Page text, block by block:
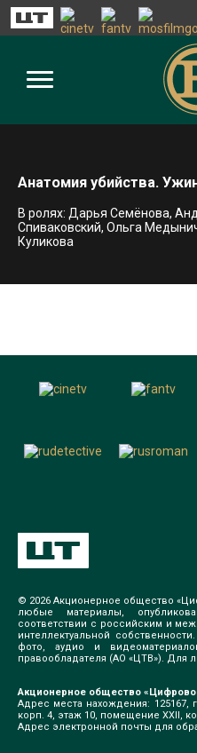
Анатомия убийства.
В ролях: Дарья Семёнова,
Спиваковский, Ольга
Куликова
© 2026 Акционерное общество
любые материалы,
соответствии с российским и
интеллектуальной
фото, аудио и
правообладателя (АО «ЦТВ»). Для
Акционерное общество
Адрес места нахождения: 125167,
корп. 4, этаж 10, помещение XXII,
Адрес электронной почты для